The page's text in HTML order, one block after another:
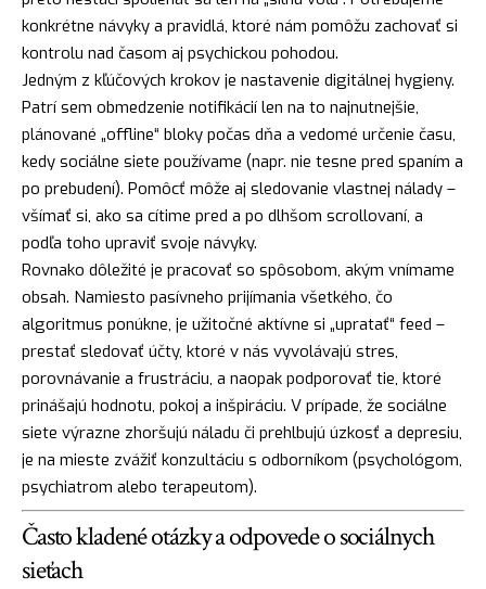
konkrétne návyky a pravidlá, ktoré nám pomôžu zachovať si
kontrolu nad časom aj psychickou pohodou.
Jedným z kľúčových krokov je nastavenie digitálnej hygieny.
Patrí sem obmedzenie notifikácií len na to najnutnejšie,
plánované „offline“ bloky počas dňa a vedomé určenie času,
kedy sociálne siete používame (napr. nie tesne pred spaním a
po prebudení). Pomôcť môže aj sledovanie vlastnej nálady –
všímať si, ako sa cítime pred a po dlhšom scrollovaní, a
podľa toho upraviť svoje návyky.
Rovnako dôležité je pracovať so spôsobom, akým vnímame
obsah. Namiesto pasívneho prijímania všetkého, čo
algoritmus ponúkne, je užitočné aktívne si „upratať“ feed –
prestať sledovať účty, ktoré v nás vyvolávajú stres,
porovnávanie a frustráciu, a naopak podporovať tie, ktoré
prinášajú hodnotu, pokoj a inšpiráciu. V prípade, že sociálne
siete výrazne zhoršujú náladu či prehlbujú úzkosť a depresiu,
je na mieste zvážiť konzultáciu s odborníkom (psychológom,
psychiatrom alebo terapeutom).
Často kladené otázky a odpovede o sociálnych
sieťach